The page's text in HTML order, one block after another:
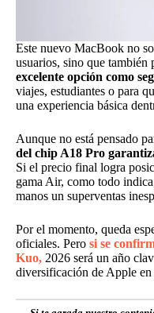
Este nuevo MacBook no
usuarios, sino que también
excelente opción como
viajes, estudiantes o para
una experiencia básica
Aunque no está pensado
del chip A18 Pro
Si el precio final logra
gama Air, como todo
manos un superventas
Por el momento, queda
oficiales. Pero si se
Kuo, 2026 será un año
diversificación de Apple